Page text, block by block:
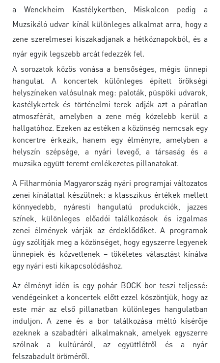
a Wenckheim Kastélykertben, Miskolcon pedig a
Muzsikáló udvar kínál különleges alkalmat arra, hogy a
zene szerelmesei kiszakadjanak a hétköznapokból, és a
nyár egyik legszebb arcát fedezzék fel.
A sorozatok közös vonása a bensőséges, mégis ünnepi
hangulat. A koncertek különleges épített örökségi
helyszíneken valósulnak meg: paloták, püspöki udvarok,
kastélykertek és történelmi terek adják azt a páratlan
atmoszférát, amelyben a zene még közelebb kerül a
hallgatóhoz. Ezeken az estéken a közönség nemcsak egy
koncertre érkezik, hanem egy élményre, amelyben a
helyszín szépsége, a nyári levegő, a társaság és a
muzsika együtt teremt emlékezetes pillanatokat.
A Filharmónia Magyarország nyári programjai változatos
zenei kínálattal készülnek: a klasszikus értékek mellett
könnyedebb, nyáresti hangulatú produkciók, jazzes
színek, különleges előadói találkozások és izgalmas
zenei élmények várják az érdeklődőket. A programok
úgy szólítják meg a közönséget, hogy egyszerre legyenek
ünnepiek és közvetlenek – tökéletes választást kínálva
egy nyári esti kikapcsolódáshoz.
Az élményt idén is egy pohár BOCK bor teszi teljessé:
vendégeinket a koncertek előtt ezzel köszöntjük, hogy az
este már az első pillanatban különleges hangulatban
induljon. A zene és a bor találkozása méltó kísérője
ezeknek a szabadtéri alkalmaknak, amelyek egyszerre
szólnak a kultúráról, az együttlétről és a nyár
felszabadult öröméről.